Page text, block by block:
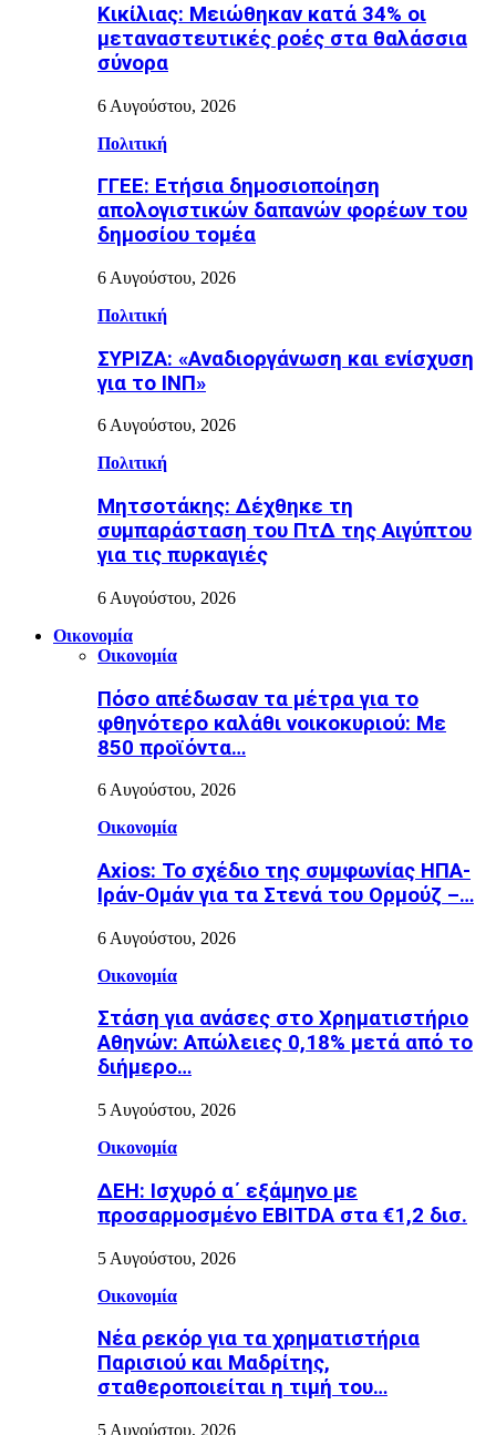
Κικίλιας: Μειώθηκαν κατά 34% οι
μεταναστευτικές ροές στα θαλάσσια
σύνορα
6 Αυγούστου, 2026
Πολιτική
ΓΓΕΕ: Eτήσια δημοσιοποίηση
απολογιστικών δαπανών φορέων του
δημοσίου τομέα
6 Αυγούστου, 2026
Πολιτική
ΣΥΡΙΖΑ: «Αναδιοργάνωση και ενίσχυση
για το ΙΝΠ»
6 Αυγούστου, 2026
Πολιτική
Μητσοτάκης: Δέχθηκε τη
συμπαράσταση του ΠτΔ της Αιγύπτου
για τις πυρκαγιές
6 Αυγούστου, 2026
Οικονομία
Οικονομία
Πόσο απέδωσαν τα μέτρα για το
φθηνότερο καλάθι νοικοκυριού: Με
850 προϊόντα…
6 Αυγούστου, 2026
Οικονομία
Axios: Το σχέδιο της συμφωνίας ΗΠΑ-
Ιράν-Ομάν για τα Στενά του Ορμούζ –…
6 Αυγούστου, 2026
Οικονομία
Στάση για ανάσες στο Χρηματιστήριο
Αθηνών: Απώλειες 0,18% μετά από το
διήμερο…
5 Αυγούστου, 2026
Οικονομία
ΔΕΗ: Ισχυρό α΄ εξάμηνο με
προσαρμοσμένο EBITDA στα €1,2 δισ.
5 Αυγούστου, 2026
Οικονομία
Νέα ρεκόρ για τα χρηματιστήρια
Παρισιού και Μαδρίτης,
σταθεροποιείται η τιμή του…
5 Αυγούστου, 2026